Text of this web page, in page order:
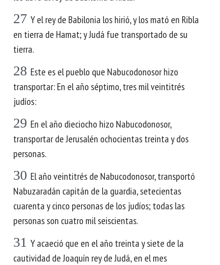
27 Y el rey de Babilonia los hirió, y los mató en Ribla
en tierra de Hamat; y Judá fue transportado de su
tierra.
28 Este es el pueblo que Nabucodonosor hizo
transportar: En el año séptimo, tres mil veintitrés
judíos:
29 En el año dieciocho hizo Nabucodonosor,
transportar de Jerusalén ochocientas treinta y dos
personas.
30 El año veintitrés de Nabucodonosor, transportó
Nabuzaradán capitán de la guardia, setecientas
cuarenta y cinco personas de los judíos; todas las
personas son cuatro mil seiscientas.
31 Y acaeció que en el año treinta y siete de la
cautividad de Joaquín rey de Judá, en el mes